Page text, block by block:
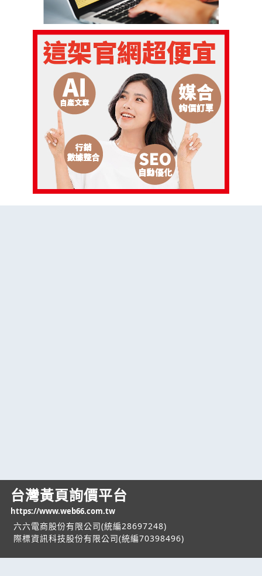
台灣黃頁詢價平台
https://www.web66.com.tw
六六電商股份有限公司(統編28697248)
際標資訊科技股份有限公司(統編70398496)